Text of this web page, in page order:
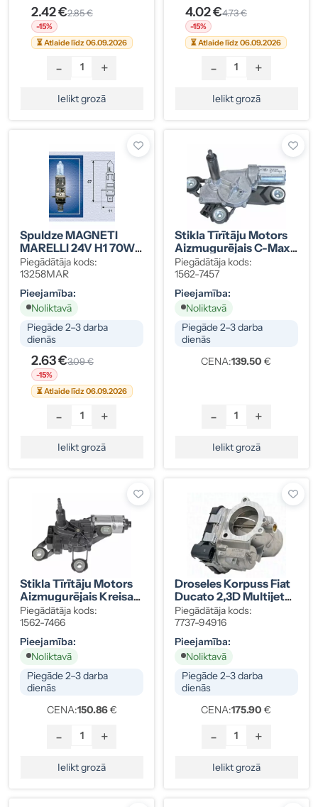
2.42 €2.85 €
-15%
⏳ Atlaide līdz 06.09.2026
- +
Ielikt grozā
4.02 €4.73 €
-15%
⏳ Atlaide līdz 06.09.2026
- +
Ielikt grozā
Spuldze MAGNETI
MARELLI 24V H1 70W
(13258MAR)
Piegādātāja kods:
13258MAR
Pieejamība:
Noliktavā
Piegāde 2–3 darba
dienās
2.63 €3.09 €
-15%
⏳ Atlaide līdz 06.09.2026
- +
Ielikt grozā
Stikla Tīrītāju Motors
Aizmugurējais C-Max
Focus Mondeo 3M51-
R17K441-AB
Piegādātāja kods:
1562-7457
Pieejamība:
Noliktavā
Piegāde 2–3 darba
dienās
CENA:139.50 €
- +
Ielikt grozā
Stikla Tīrītāju Motors
Aizmugurējais Kreisais
Transit Connect
02.06- 6T16-17404-
AB
Piegādātāja kods:
1562-7466
Pieejamība:
Noliktavā
Piegāde 2–3 darba
dienās
CENA:150.86€
- +
Ielikt grozā
Droseles Korpuss Fiat
Ducato 2,3D Multijet
5801727743
Piegādātāja kods:
7737-94916
Pieejamība:
Noliktavā
Piegāde 2–3 darba
dienās
CENA:175.90 €
- +
Ielikt grozā